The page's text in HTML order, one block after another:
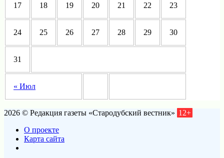
« Июл
17 18 19 20 21 22 23
24 25 26 27 28 29 30
31
2026 © Редакция газеты «Стародубский вестник» 12+
О проекте
Карта сайта